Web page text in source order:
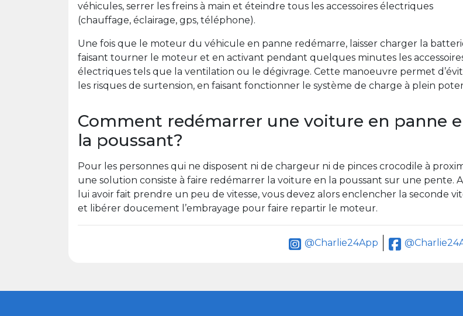
véhicules, serrer les freins à main et éteindre tous les accessoires électriques
(chauffage, éclairage, gps, téléphone).
Une fois que le moteur du véhicule en panne redémarre, laisser charger la
faisant tourner le moteur et en activant pendant quelques minutes les
électriques tels que la ventilation ou le dégivrage. Cette manoeuvre permet
les risques de surtension, en faisant fonctionner le système de charge à plein
Comment redémarrer une voiture en panne
la poussant?
Pour les personnes qui ne disposent ni de chargeur ni de pinces crocodile à
une solution consiste à faire redémarrer la voiture en la poussant sur une pente.
lui avoir fait prendre un peu de vitesse, vous devez alors enclencher la seconde
et libérer doucement l’embrayage pour faire repartir le moteur.
@Charlie24App